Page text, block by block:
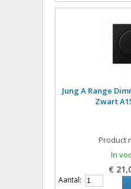
Jung A Range
Zwart
Product
In
€
Aantal: